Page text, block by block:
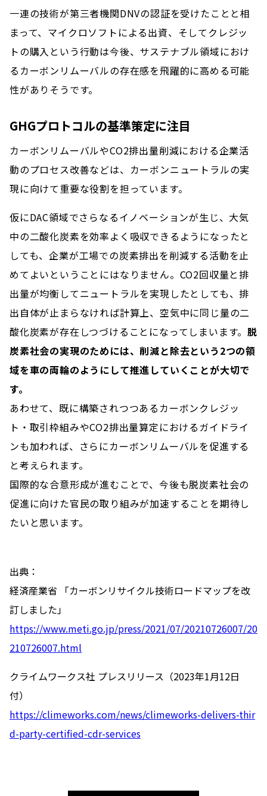
一連の技術が第三者機関DNVの認証を受けたことと相
まって、マイクロソフトによる出資、そしてクレジッ
トの購入という行動は今後、サステナブル領域におけ
るカーボンリムーバルの存在感を飛躍的に高める可能
性がありそうです。
GHGプロトコルの基準策定に注目
カーボンリムーバルやCO2排出量削減における企業活
動のプロセス改善などは、カーボンニュートラルの実
現に向けて重要な役割を担っています。
仮にDAC領域でさらなるイノベーションが生じ、大気
中の二酸化炭素を効率よく吸収できるようになったと
しても、企業が工場での炭素排出を削減する活動を止
めてよいということにはなりません。CO2回収量と排
出量が均衡してニュートラルを実現したとしても、排
出自体が止まらなければ計算上、空気中に同じ量の二
酸化炭素が存在しつづけることになってしまいます。脱
炭素社会の実現のためには、削減と除去という2つの領
域を車の両輪のようにして推進していくことが大切で
す。
あわせて、既に構築されつつあるカーボンクレジッ
ト・取引枠組みやCO2排出量算定におけるガイドライ
ンも加われば、さらにカーボンリムーバルを促進する
と考えられます。
​​​国際的な合意形成が進むことで、今後も脱炭素社会の
促進に向けた官民の取り組みが加速することを期待し
たいと思います。
出典：
経済産業省 「カーボンリサイクル技術ロードマップを改
訂しました」
https://www.meti.go.jp/press/2021/07/20210726007/20
210726007.html
クライムワークス社 プレスリリース（2023年1月12日
付）
https://climeworks.com/news/climeworks-delivers-thir
d-party-certified-cdr-services